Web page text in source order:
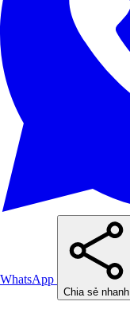
WhatsApp
Chia sẻ nhanh